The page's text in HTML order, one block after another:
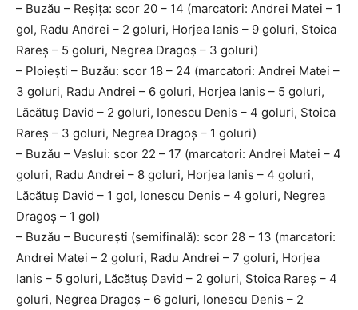
– Buzău – Reșița: scor 20 – 14 (marcatori: Andrei Matei – 1
gol, Radu Andrei – 2 goluri, Horjea Ianis – 9 goluri, Stoica
Rareș – 5 goluri, Negrea Dragoș – 3 goluri)
– Ploiești – Buzău: scor 18 – 24 (marcatori: Andrei Matei –
3 goluri, Radu Andrei – 6 goluri, Horjea Ianis – 5 goluri,
Lăcătuș David – 2 goluri, Ionescu Denis – 4 goluri, Stoica
Rareș – 3 goluri, Negrea Dragoș – 1 goluri)
– Buzău – Vaslui: scor 22 – 17 (marcatori: Andrei Matei – 4
goluri, Radu Andrei – 8 goluri, Horjea Ianis – 4 goluri,
Lăcătuș David – 1 gol, Ionescu Denis – 4 goluri, Negrea
Dragoș – 1 gol)
– Buzău – București (semifinală): scor 28 – 13 (marcatori:
Andrei Matei – 2 goluri, Radu Andrei – 7 goluri, Horjea
Ianis – 5 goluri, Lăcătuș David – 2 goluri, Stoica Rareș – 4
goluri, Negrea Dragoș – 6 goluri, Ionescu Denis – 2